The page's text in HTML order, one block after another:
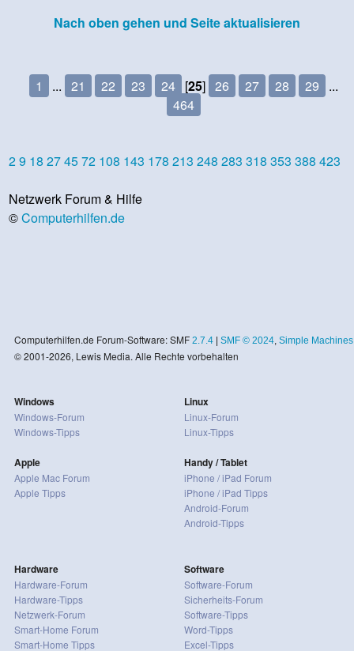
Nach oben gehen und Seite aktualisieren
1 ... 21 22 23 24 [25] 26 27 28 29
...
464
29 18 274572 108 143 178 213 248 283 318 353 388 423
Netzwerk Forum & Hilfe
©Computerhilfen.de
Computerhilfen.de Forum-Software: SMF 2.7.4| SMF © 2024, Simple Machines
© 2001-2026, Lewis Media. Alle Rechte vorbehalten
Windows
Windows-Forum
Windows-Tipps
Apple
Apple Mac Forum
Apple Tipps
Linux
Linux-Forum
Linux-Tipps
Handy / Tablet
iPhone / iPad Forum
iPhone / iPad Tipps
Android-Forum
Android-Tipps
Hardware
Hardware-Forum
Hardware-Tipps
Netzwerk-Forum
Smart-Home Forum
Smart-Home Tipps
Software
Software-Forum
Sicherheits-Forum
Software-Tipps
Word-Tipps
Excel-Tipps